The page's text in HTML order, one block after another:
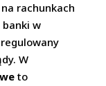
rachunkach
banki w
W
to